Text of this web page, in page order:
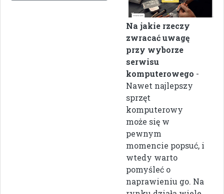
Na jakie rzeczy
zwracać uwagę
przy wyborze
serwisu
komputerowego -
Nawet najlepszy
sprzęt
komputerowy
może się w
pewnym
momencie popsuć, i
wtedy warto
pomyśleć o
naprawieniu go. Na